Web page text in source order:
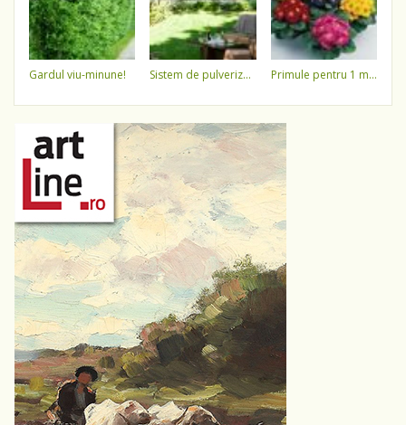
gardul viu-minune! sistem de pulverizare a apei primule pentru 1 martie 3,5 lei / ghiveci !!!!